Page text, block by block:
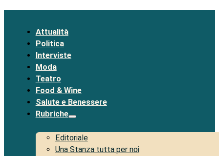
Attualità
Politica
Interviste
Moda
Teatro
Food & Wine
Salute e Benessere
Rubriche
Editoriale
Una Stanza tutta per noi